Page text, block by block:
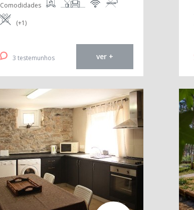
Comodidades
(+1)
3 testemunhos ver +